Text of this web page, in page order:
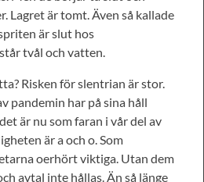
Lagret är tomt. Även så kallade
är slut hos
tvål och vatten.
Risken för slentrian är stor.
pandemin har på sina håll
är nu som faran i vår del av
är a och o. Som
oerhört viktiga. Utan dem
avtal inte hållas. Än så länge